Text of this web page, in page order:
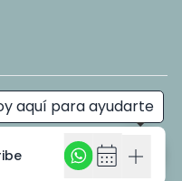
aquí para ayudarte
calendar_month add
- Hecho con ❤️ por